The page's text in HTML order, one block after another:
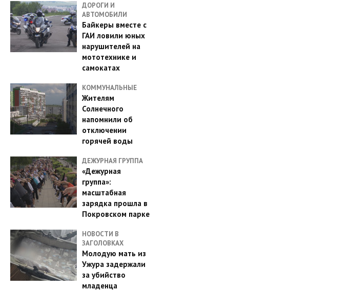
ДОРОГИ И
АВТОМОБИЛИ
Байкеры вместе с
ГАИ ловили юных
нарушителей на
мототехнике и
самокатах
КОММУНАЛЬНЫЕ
Жителям
Солнечного
напомнили об
отключении
горячей воды
ДЕЖУРНАЯ ГРУППА
«Дежурная
группа»:
масштабная
зарядка прошла в
Покровском парке
НОВОСТИ В
ЗАГОЛОВКАХ
Молодую мать из
Ужура задержали
за убийство
младенца